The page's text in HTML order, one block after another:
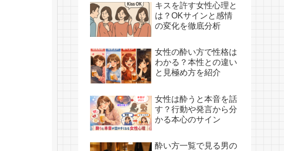
キスを許す女性心理と
は？OKサインと感情
の変化を徹底分析
女性の酔い方で性格は
わかる？本性との違い
と見極め方を紹介
女性は酔うと本音を話
す？行動や発言から分
かる本心のサイン
酔い方一覧で見る男の